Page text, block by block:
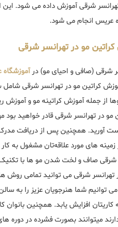
شرقی آموزش داده می شود. این
عریس انجام می شود.
مو در تهرانسر شرقی
شرقی (صافی و احیای مو) در
کراتین مو در تهرانسر شرقی
از جمله آموزش کراتینه مو و آموزش
مو در تهرانسر شرقی قادر خواهید بود
آورید. همچنین پس از دریافت
زمینه های مورد علاقه‌تان مشغول به
شرقی صاف و لخت شدن مو ها با
تهرانسر شرقی می توانید تمامی روش
توانیم شما هنرجویان عزیز را به
افزایش یابد. همچنین بانوان
میتوانند بصورت فشرده در دوره